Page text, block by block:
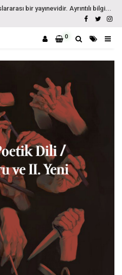
bir yayınevidir. Ayrıntılı bilgi...
0